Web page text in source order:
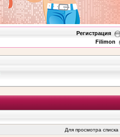
Регистрация
Filimon
Для просмотра